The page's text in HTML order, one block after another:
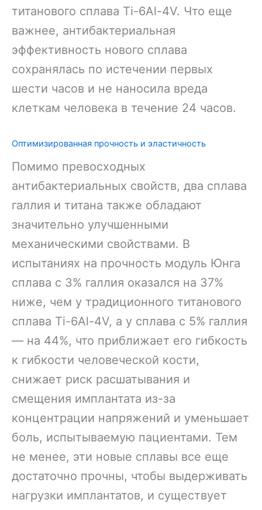
титанового сплава Ti-6Al-4V. Что еще
важнее, антибактериальная
эффективность нового сплава
сохранялась по истечении первых
шести часов и не наносила вреда
клеткам человека в течение 24 часов.
Оптимизированная прочность и эластичность
Помимо превосходных
антибактериальных свойств, два сплава
галлия и титана также обладают
значительно улучшенными
механическими свойствами. В
испытаниях на прочность модуль Юнга
сплава с 3% галлия оказался на 37%
ниже, чем у традиционного титанового
сплава Ti-6Al-4V, а у сплава с 5% галлия
— на 44%, что приближает его гибкость
к гибкости человеческой кости,
снижает риск расшатывания и
смещения имплантата из-за
концентрации напряжений и уменьшает
боль, испытываемую пациентами. Тем
не менее, эти новые сплавы все еще
достаточно прочны, чтобы выдерживать
нагрузки имплантатов, и существует